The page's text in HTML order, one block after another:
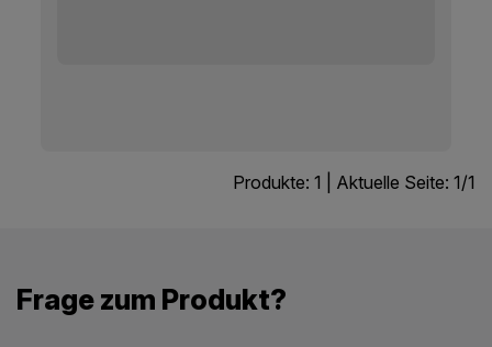
Produkte: 1 | Aktuelle Seite: 1/1
Frage zum Produkt?